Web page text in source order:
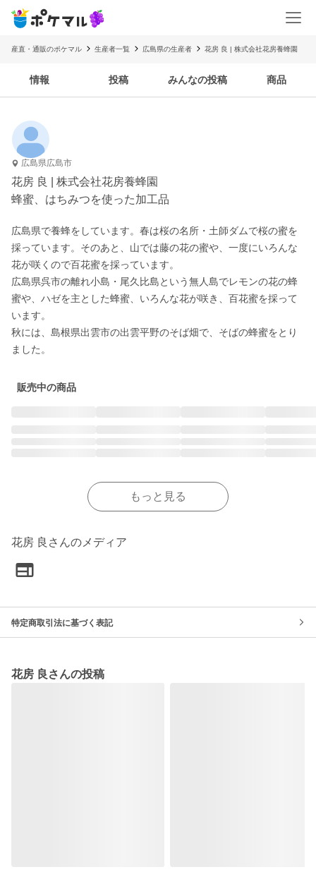
産直・通販のポケマル 生産者一覧 広島県の生産者 花房 良 | 株式会社花房養蜂園
情報 投稿 みんなの投稿 商品
広島県広島市
花房 良 | 株式会社花房養蜂園
蜂蜜、はちみつを使った加工品
広島県で養蜂をしています。春は桜の名所・土師ダムで桜の蜜を
採っています。そのあと、山では藤の花の蜜や、一度にいろんな
花が咲くので百花蜜を採っています。
広島県呉市の離れ小島・尾久比島という無人島でレモンの花の蜂
蜜や、ハゼを主とした蜂蜜、いろんな花が咲き、百花蜜を採って
います。
秋には、島根県出雲市の出雲平野のそば畑で、そばの蜂蜜をとり
販売中の商品
もっと見る
花房 良さんのメディア
特定商取引法に基づく表記
花房 良さんの投稿